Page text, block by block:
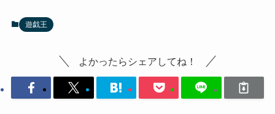
遊戯王
よかったらシェアしてね！